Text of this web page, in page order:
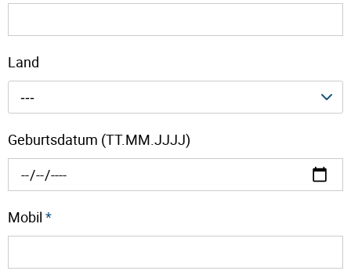
Land
---
Geburtsdatum (TT.MM.JJJJ)
Mobil *